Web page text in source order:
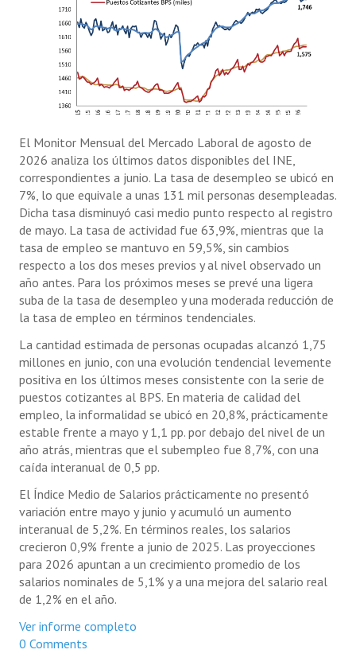
El Monitor Mensual del Mercado Laboral de agosto de
2026 analiza los últimos datos disponibles del INE,
correspondientes a junio. La tasa de desempleo se ubicó en
7%, lo que equivale a unas 131 mil personas desempleadas.
Dicha tasa disminuyó casi medio punto respecto al registro
de mayo. La tasa de actividad fue 63,9%, mientras que la
tasa de empleo se mantuvo en 59,5%, sin cambios
respecto a los dos meses previos y al nivel observado un
año antes. Para los próximos meses se prevé una ligera
suba de la tasa de desempleo y una moderada reducción de
la tasa de empleo en términos tendenciales.
La cantidad estimada de personas ocupadas alcanzó 1,75
millones en junio, con una evolución tendencial levemente
positiva en los últimos meses consistente con la serie de
puestos cotizantes al BPS. En materia de calidad del
empleo, la informalidad se ubicó en 20,8%, prácticamente
estable frente a mayo y 1,1 pp. por debajo del nivel de un
año atrás, mientras que el subempleo fue 8,7%, con una
caída interanual de 0,5 pp.
El Índice Medio de Salarios prácticamente no presentó
variación entre mayo y junio y acumuló un aumento
interanual de 5,2%. En términos reales, los salarios
crecieron 0,9% frente a junio de 2025. Las proyecciones
para 2026 apuntan a un crecimiento promedio de los
salarios nominales de 5,1% y a una mejora del salario real
de 1,2% en el año.
Ver informe completo
0 Comments